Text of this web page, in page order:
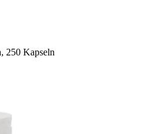
250 Kapseln